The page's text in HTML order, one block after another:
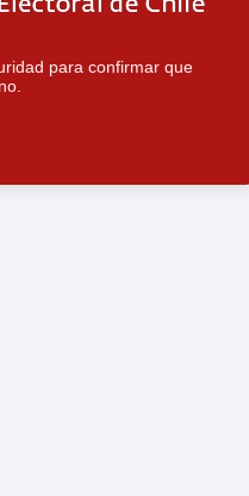
para confirmar que